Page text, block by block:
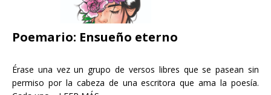
Poemario: Ensueño eterno
Érase una vez un grupo de versos libres que se pasean sin
permiso por la cabeza de una escritora que ama la poesía.